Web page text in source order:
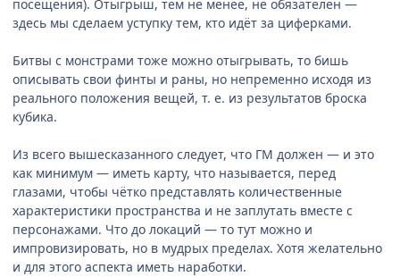
посещения). Отыгрыш, тем не менее, не обязателен —
здесь мы сделаем уступку тем, кто идёт за циферками.
Битвы с монстрами тоже можно отыгрывать, то бишь
описывать свои финты и раны, но непременно исходя из
реального положения вещей, т. е. из результатов броска
кубика.
Из всего вышесказанного следует, что ГМ должен — и это
как минимум — иметь карту, что называется, перед
глазами, чтобы чётко представлять количественные
характеристики пространства и не заплутать вместе с
персонажами. Что до локаций — то тут можно и
импровизировать, но в мудрых пределах. Хотя желательно
и для этого аспекта иметь наработки.